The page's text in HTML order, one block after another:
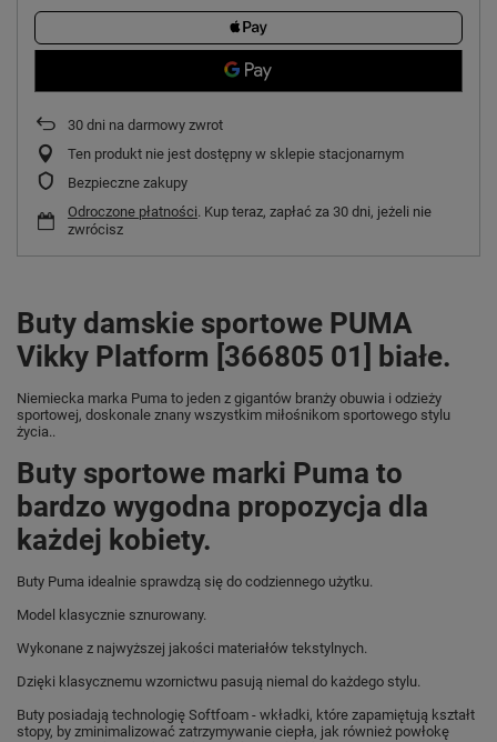
30 dni na darmowy zwrot
Ten produkt nie jest dostępny w sklepie stacjonarnym
Bezpieczne zakupy
Odroczone płatności. Kup teraz, zapłać za 30 dni, jeżeli nie
zwrócisz
Buty damskie sportowe PUMA
Vikky Platform [366805 01] białe.
Niemiecka marka Puma to jeden z gigantów branży obuwia i odzieży
sportowej, doskonale znany wszystkim miłośnikom sportowego stylu
życia..
Buty sportowe marki Puma to
bardzo wygodna propozycja dla
każdej kobiety.
Buty Puma idealnie sprawdzą się do codziennego użytku.
Model klasycznie sznurowany.
Wykonane z najwyższej jakości materiałów tekstylnych.
Dzięki klasycznemu wzornictwu pasują niemal do każdego stylu.
Buty posiadają technologię Softfoam - wkładki, które zapamiętują kształt
stopy, by zminimalizować zatrzymywanie ciepła, jak również powłokę